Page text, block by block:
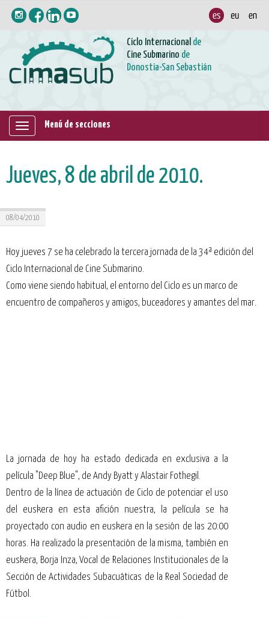
Ciclo Internacional de
Cine Submarino de
Donostia-San Sebastián
Mostrar/ocultar
Menú de secciones
Jueves, 8 de abril de 2010.
08/04/2010
Hoy jueves 7 se ha celebrado la tercera jornada de la 34ª edición del
Ciclo Internacional de Cine Submarino.
Como viene siendo habitual, el entorno del Ciclo es un marco de
encuentro de compañeros y amigos, buceadores y amantes del mar.
La jornada de hoy ha estado dedicada en exclusiva a la
película "Deep Blue", de Andy Byatt y Alastair Fothegil.
Dentro de la línea de actuación de Ciclo de potenciar el uso
del euskera en esta afición nuestra, la película se ha
proyectado con audio en euskera en la sesión de las 20:00
horas. Ha realizado la presentación de la misma, también en
euskera, Borja Inza, Vocal de Relaciones Institucionales de la
Sección de Actividades Subacuáticas de la Real Sociedad de
Fútbol.